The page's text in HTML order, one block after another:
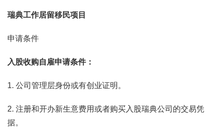
瑞典工作居留移民项目
申请条件
入股收购自雇申请条件：
1. 公司管理层身份或有创业证明。
2. 注册和开办新生意费用或者购买入股瑞典公司的交易凭
据。